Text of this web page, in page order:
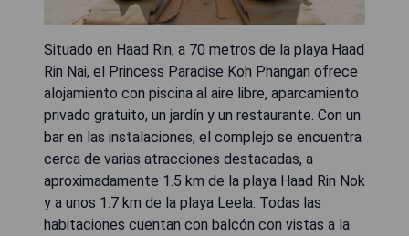
Situado en Haad Rin, a 70 metros de la playa Haad
Rin Nai, el Princess Paradise Koh Phangan ofrece
alojamiento con piscina al aire libre, aparcamiento
privado gratuito, un jardín y un restaurante. Con un
bar en las instalaciones, el complejo se encuentra
cerca de varias atracciones destacadas, a
aproximadamente 1.5 km de la playa Haad Rin Nok
y a unos 1.7 km de la playa Leela. Todas las
habitaciones cuentan con balcón con vistas a la